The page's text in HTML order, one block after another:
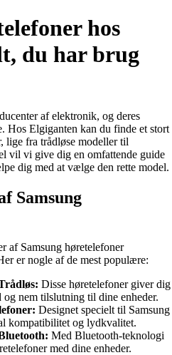
hos
du har brug
af elektronik, og deres
Hos Elgiganten kan du finde et stort
lige fra trådløse modeller til
vil vi give dig en omfattende guide
dig med at vælge den rette model.
Samsung
af Samsung høretelefoner
er nogle af de mest populære:
Disse høretelefoner giver dig
nem tilslutning til dine enheder.
Designet specielt til Samsung
kompatibilitet og lydkvalitet.
Med Bluetooth-teknologi
med dine enheder.